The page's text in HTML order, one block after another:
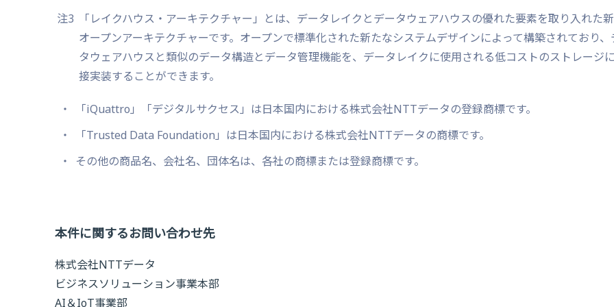
注3
「レイクハウス・アーキテクチャー」とは、データレイクとデータウェアハウスの優れた要素を取り入れた
オープンアーキテクチャーです。オープンで標準化された新たなシステムデザインによって構築されており、
タウェアハウスと類似のデータ構造とデータ管理機能を、データレイクに使用される低コストのストレージ
接実装することができます。
「iQuattro」「デジタルサクセス」は日本国内における株式会社NTTデータの登録商標です。
「Trusted Data Foundation」は日本国内における株式会社NTTデータの商標です。
その他の商品名、会社名、団体名は、各社の商標または登録商標です。
本件に関するお問い合わせ先
株式会社NTTデータ
ビジネスソリューション事業本部
AI＆IoT事業部